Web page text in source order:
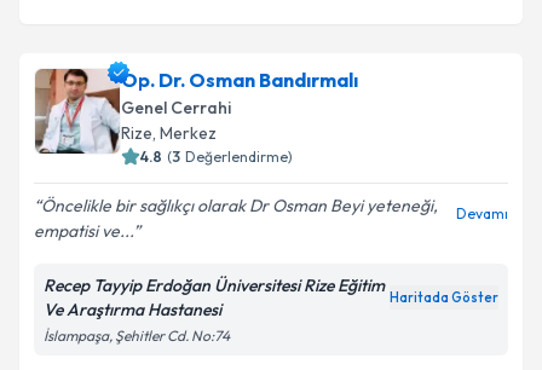
Op. Dr. Osman Bandırmalı
Genel Cerrahi
Rize, Merkez
4.8 (3 Değerlendirme)
Öncelikle bir sağlıkçı olarak Dr Osman Beyi yeteneği,
empatisi ve...
Devamı
Recep Tayyip Erdoğan Üniversitesi Rize Eğitim
Ve Araştırma Hastanesi
Haritada Göster
İslampaşa, Şehitler Cd. No:74